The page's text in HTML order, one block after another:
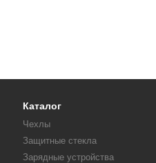
Каталог
Чехлы
Защитные стекла
Зарядные устройства